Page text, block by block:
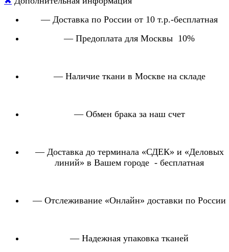
— Доставка по России от 10 т.р.-бесплатная
— Предоплата для Москвы 10%
— Наличие ткани в Москве на складе
— Обмен брака за наш счет
— Доставка до терминала «СДЕК» и «Деловых
линий» в Вашем городе - бесплатная
— Отслеживание «Онлайн» доставки по России
— Надежная упаковка тканей